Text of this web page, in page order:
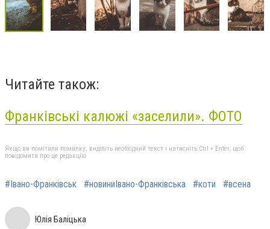
Читайте також:
Франківські калюжі «заселили». ФОТО
Якщо ви помітили помилку, виділіть необхідний текст і натисніть Ctrl + Enter, щоб
повідомити про це редакцію
#Івано-Франківськ #новиниІвано-Франківська #коти #всена
Юлія Баліцька